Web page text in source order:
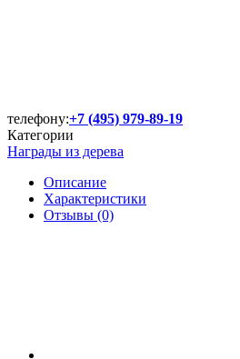
телефону:+7 (495) 979-89-19
Категории
Награды из дерева
Описание
Характеристики
Отзывы (0)